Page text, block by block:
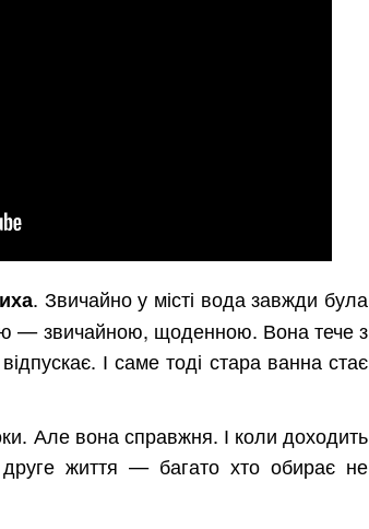
. Звичайно у місті вода завжди була
— звичайною, щоденною. Вона тече з
І саме тоді стара ванна стає
Але вона справжня. І коли доходить
життя — багато хто обирає не